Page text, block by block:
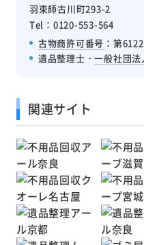
羽束師古川町293-2
Tel：0120-553-564
古物商許可番号 ：第
遺品整理士・一般社団
関連サイト